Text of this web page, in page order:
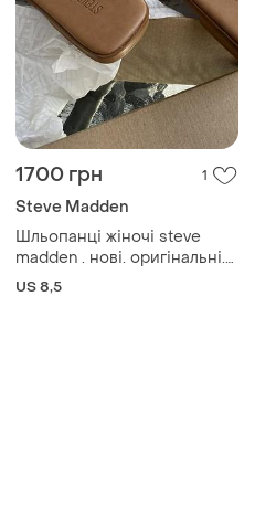
1700 грн 1
Steve Madden
Шльопанці жіночі steve
madden . нові. оригінальні.
натуральна шкіра. бежеві.
розмір 8,5 (24,5-25см)
US 8,5